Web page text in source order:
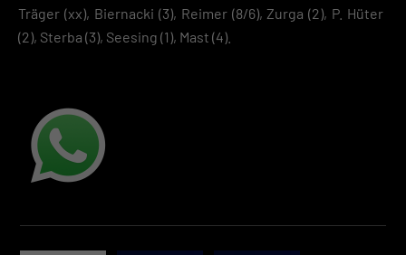
Träger (xx), Biernacki (3), Reimer (8/6), Zurga (2), P. Hüter
(2), Sterba (3), Seesing (1), Mast (4).